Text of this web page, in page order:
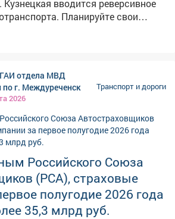
Кузнецкая вводится реверсивное
Планируйте свои
дополнительное
предельно внимательными
отдела МВД
по г. Междуреченск
2026
Транспорт и дороги
Российского Союза
(РСА), страховые
полугодие 2026 года
35,3 млрд руб.